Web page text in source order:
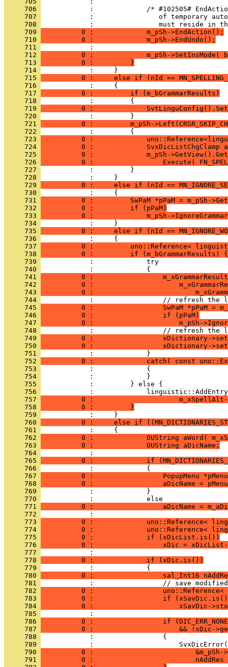
     706
     707
     708
     709
          0 :             m_pSh->EndAction();
     710
          0 :             m_pSh->EndUndo();
     711
     712
0 :             m_pSh->SetInsMode(
     713
          0 :         }
     714
     715
0 :     else if (nId ==
     716
     717
          0 :         if (m_bGrammarResults)
     718
     719
0 :
     720
     721
0 :         m_pSh-
     722
     723
0 :
     724
0 :             SvxDicListChgClamp
     725
0 :             m_pSh-
     726
0 :                 Execute(
     727
     728
     729
0 :     else if (nId ==
     730
     731
0 :         SwPaM *pPaM = m_pSh-
     732
          0 :         if (pPaM)
     733
0 :             m_pSh-
     734
     735
0 :     else if (nId ==
     736
     737
0 :         uno::Reference<
     738
          0 :         if (m_bGrammarResults) {
     739
     740
     741
0 :
     742
0 :
     743
0 :
     744
     745
0 :                 SwPaM *pPaM =
     746
          0 :                 if (pPaM)
     747
0 :                     m_pSh-
     748
     749
0 :                 xDictionary-
     750
0 :                 xDictionary-
     751
     752
0 :             catch( const
     753
     754
     755
     756
     757
0 :
     758
          0 :         }
     759
     760
0 :     else if
     761
     762
0 :             OUString aWord(
     763
          0 :             OUString aDicName;
     764
     765
0 :             if
     766
     767
0 :                 PopupMenu
     768
0 :                 aDicName =
     769
     770
     771
0 :                 aDicName =
     772
     773
0 :             uno::Reference<
     774
0 :             uno::Reference<
     775
          0 :             if (xDicList.is())
     776
0 :                 xDic =
     777
     778
          0 :             if (xDic.is())
     779
     780
0 :                 sal_Int16
     781
     782
0 :
     783
0 :                 if
     784
0 :                     xSavDic-
     785
     786
0 :                 if
     787
0 :                     && !xDic-
     788
     789
     790
0 :
     791
0 :                         nAddRes